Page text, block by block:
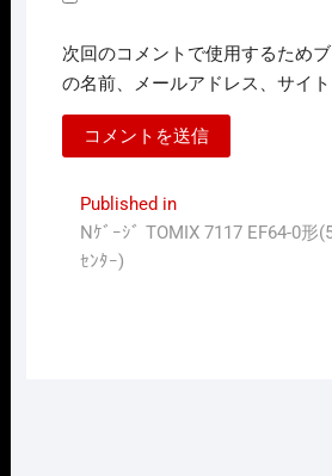
次回のコメントで使用するため
の名前、メールアドレス、サイト
投
稿
Published in
Nｹﾞｰｼﾞ TOMIX 7117 EF64-0形
ｾﾝﾀｰ)